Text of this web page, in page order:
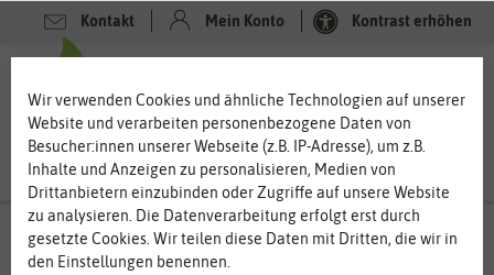
Kontakt Mein Konto Kontrast erhöhen
Wir verwenden Cookies und ähnliche Technologien auf unserer
Website und verarbeiten personenbezogene Daten von
Besucher:innen unserer Webseite (z.B. IP-Adresse), um z.B.
Inhalte und Anzeigen zu personalisieren, Medien von
Drittanbietern einzubinden oder Zugriffe auf unsere Website
zu analysieren. Die Datenverarbeitung erfolgt erst durch
gesetzte Cookies. Wir teilen diese Daten mit Dritten, die wir in
den Einstellungen benennen.